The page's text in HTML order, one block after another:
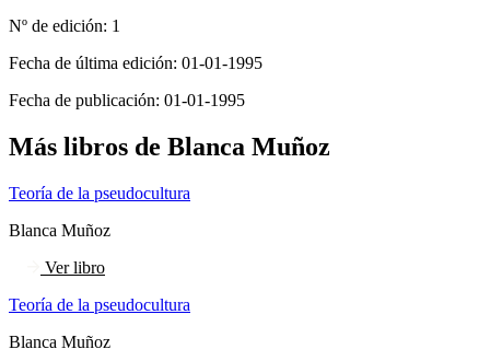
Nº de edición: 1
Fecha de última edición: 01-01-1995
Fecha de publicación: 01-01-1995
Más libros de Blanca Muñoz
Teoría de la pseudocultura
Blanca Muñoz
Ver libro
Teoría de la pseudocultura
Blanca Muñoz